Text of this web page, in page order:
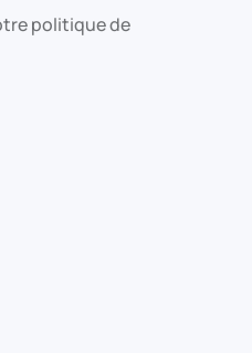
politique de